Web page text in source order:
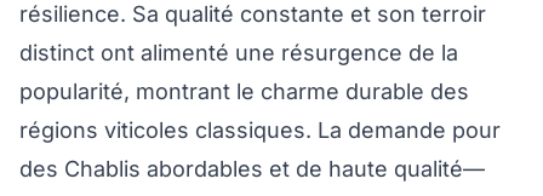
résilience. Sa qualité constante et son terroir
distinct ont alimenté une résurgence de la
popularité, montrant le charme durable des
régions viticoles classiques. La demande pour
des Chablis abordables et de haute qualité—